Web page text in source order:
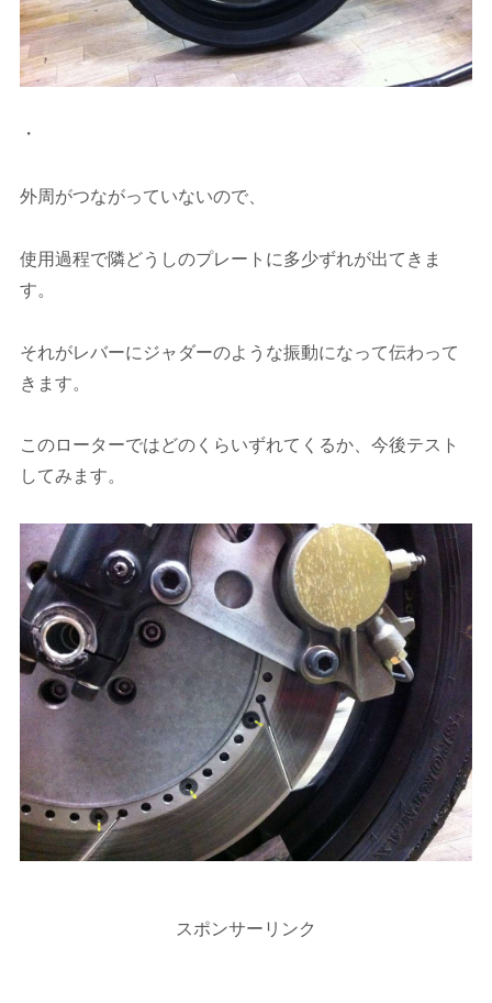
・
外周がつながっていないので、
使用過程で隣どうしのプレートに多少ずれが出てきま
す。
それがレバーにジャダーのような振動になって伝わって
きます。
このローターではどのくらいずれてくるか、今後テスト
してみます。
スポンサーリンク